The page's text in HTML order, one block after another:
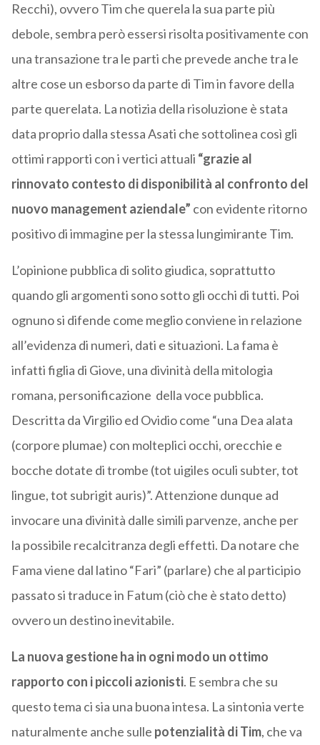
Recchi), ovvero Tim che querela la sua parte più
debole, sembra però essersi risolta positivamente con
una transazione tra le parti che prevede anche tra le
altre cose un esborso da parte di Tim in favore della
parte querelata. La notizia della risoluzione è stata
data proprio dalla stessa Asati che sottolinea così gli
ottimi rapporti con i vertici attuali “grazie al
rinnovato contesto di disponibilità al confronto del
nuovo management aziendale” con evidente ritorno
positivo di immagine per la stessa lungimirante Tim.
L’opinione pubblica di solito giudica, soprattutto
quando gli argomenti sono sotto gli occhi di tutti. Poi
ognuno si difende come meglio conviene in relazione
all’evidenza di numeri, dati e situazioni. La fama è
infatti figlia di Giove, una divinità della mitologia
romana, personificazione della voce pubblica.
Descritta da Virgilio ed Ovidio come “una Dea alata
(corpore plumae) con molteplici occhi, orecchie e
bocche dotate di trombe (tot uigiles oculi subter, tot
lingue, tot subrigit auris)”. Attenzione dunque ad
invocare una divinità dalle simili parvenze, anche per
la possibile recalcitranza degli effetti. Da notare che
Fama viene dal latino “Fari” (parlare) che al participio
passato si traduce in Fatum (ciò che è stato detto)
ovvero un destino inevitabile.
La nuova gestione ha in ogni modo un ottimo
rapporto con i piccoli azionisti. E sembra che su
questo tema ci sia una buona intesa. La sintonia verte
naturalmente anche sulle potenzialità di Tim, che va